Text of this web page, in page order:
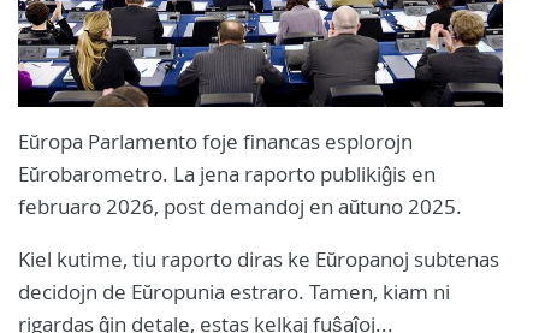
Eŭropa Parlamento foje financas esplorojn
Eŭrobarometro. La jena raporto publikiĝis en
februaro 2026, post demandoj en aŭtuno 2025.
Kiel kutime, tiu raporto diras ke Eŭropanoj subtenas
decidojn de Eŭropunia estraro. Tamen, kiam ni
rigardas ĝin detale, estas kelkaj fuŝaĵoj...